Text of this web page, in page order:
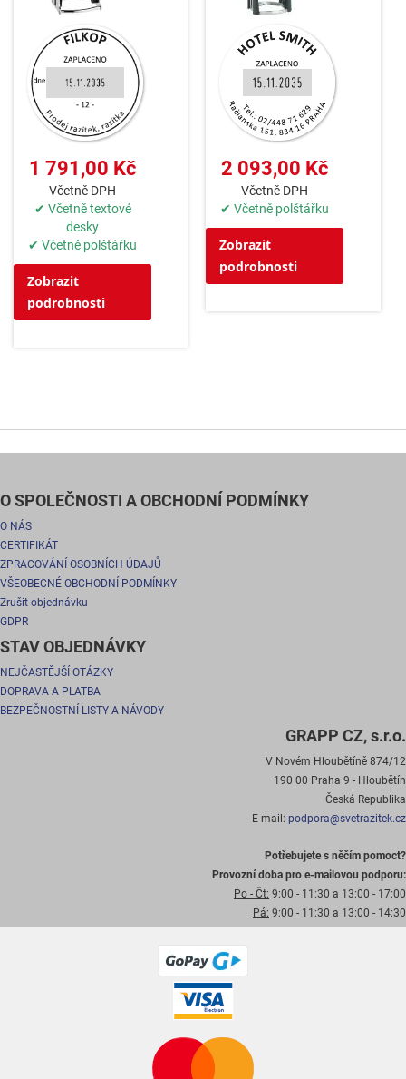
1 791,00 Kč
Včetně DPH
✔ Včetně textové
desky
✔ Včetně polštářku
Zobrazit
podrobnosti
2 093,00 Kč
Včetně DPH
✔ Včetně polštářku
Zobrazit
podrobnosti
O SPOLEČNOSTI A OBCHODNÍ PODMÍNKY
O NÁS
CERTIFIKÁT
ZPRACOVÁNÍ OSOBNÍCH ÚDAJŮ
VŠEOBECNÉ OBCHODNÍ PODMÍNKY
Zrušit objednávku
GDPR
STAV OBJEDNÁVKY
NEJČASTĚJŠÍ OTÁZKY
DOPRAVA A PLATBA
BEZPEČNOSTNÍ LISTY A NÁVODY
GRAPP CZ, s.r.o.
V Novém Hloubětíně 874/12
190 00 Praha 9 - Hloubětín
Česká Republika
E-mail: podpora@svetrazitek.cz
Potřebujete s něčím pomoct?
Provozní doba pro e-mailovou podporu:
Po - Čt: 9:00 - 11:30 a 13:00 - 17:00
Pá: 9:00 - 11:30 a 13:00 - 14:30